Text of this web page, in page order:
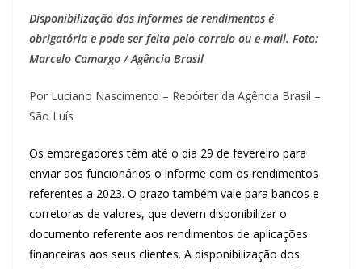
Disponibilização dos informes de rendimentos é
obrigatória e pode ser feita pelo correio ou e-mail. Foto:
Marcelo Camargo / Agência Brasil
Por Luciano Nascimento – Repórter da Agência Brasil –
São Luís
Os empregadores têm até o dia 29 de fevereiro para
enviar aos funcionários o informe com os rendimentos
referentes a 2023. O prazo também vale para bancos e
corretoras de valores, que devem disponibilizar o
documento referente aos rendimentos de aplicações
financeiras aos seus clientes. A disponibilização dos